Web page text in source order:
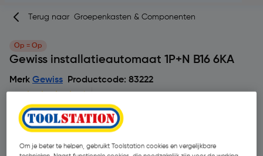
Terug naar Groepenkasten & Componenten
Op = Op
Gewiss installatieautomaat 1P+N B16 6KA
Merk Gewiss Productcode: 83222
Om je beter te helpen, gebruikt Toolstation cookies en vergelijkbare